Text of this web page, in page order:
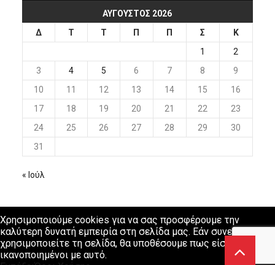
ΑΎΓΟΥΣΤΟΣ 2026
Δ
Τ Τ Π Π Σ
Κ
1
2
3
4 5 6 7 8
9
10
11 12 13 14 15
16
17
18 19 20 21 22
23
24
25 26 27 28 29
30
31
« Ιούλ
Χρησιμοποιούμε cookies για να σας προσφέρουμε την
καλύτερη δυνατή εμπειρία στη σελίδα μας. Εάν συνεχίσετε να
χρησιμοποιείτε τη σελίδα, θα υποθέσουμε πως είστε
ικανοποιημένοι με αυτό.